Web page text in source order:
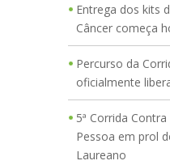
Entrega dos kits
Câncer começa
Percurso da
oficialmente
5ª Corrida
Pessoa em prol
Laureano